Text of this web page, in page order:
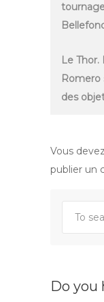
Le
Romero
des
Vous devez
publier un
Do you